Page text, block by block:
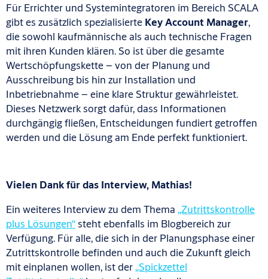
Für Errichter und Systemintegratoren im Bereich SCALA
gibt es zusätzlich spezialisierte Key Account Manager,
die sowohl kaufmännische als auch technische Fragen
mit ihren Kunden klären. So ist über die gesamte
Wertschöpfungskette – von der Planung und
Ausschreibung bis hin zur Installation und
Inbetriebnahme – eine klare Struktur gewährleistet.
Dieses Netzwerk sorgt dafür, dass Informationen
durchgängig fließen, Entscheidungen fundiert getroffen
werden und die Lösung am Ende perfekt funktioniert.
Vielen Dank für das Interview, Mathias!
Ein weiteres Interview zu dem Thema „Zutrittskontrolle
plus Lösungen“steht ebenfalls im Blogbereich zur
Verfügung. Für alle, die sich in der Planungsphase einer
Zutrittskontrolle befinden und auch die Zukunft gleich
mit einplanen wollen, ist der„Spickzettel